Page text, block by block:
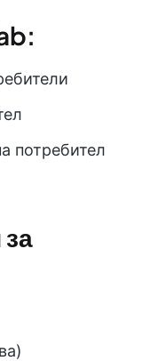
потребител